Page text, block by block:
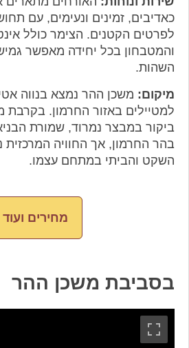
כאדיבים, זמינים ונעימים, עם
לפרטים הקטנים. הצימר כולל
והמטבחון בכל יחידה מאפשר
השהות.
מיקום: משכן ההר נמצא בנווה
למטיילים באזור החרמון.
ביקור במבצר נמרוד, שמורת
בהר החרמון, אך החוויה המרכזית
השקט והביתי במתחם עצמו.
מחירים ועוד
בסביבת משכן ההר